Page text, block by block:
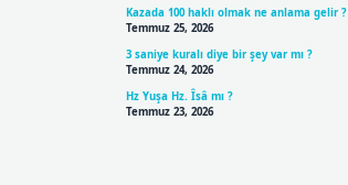
Kazada 100 haklı olmak ne anlama gelir ?
Temmuz 25, 2026
3 saniye kuralı diye bir şey var mı ?
Temmuz 24, 2026
Hz Yuşa Hz. Îsâ mı ?
Temmuz 23, 2026